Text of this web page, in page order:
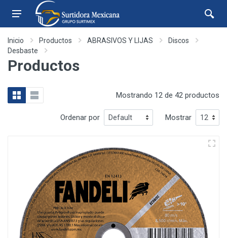
Inicio Productos ABRASIVOS Y LIJAS
Discos
Desbaste
Productos
Mostrando 12 de 42 productos
Ordenar por Mostrar